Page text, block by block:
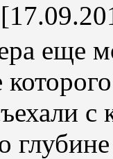
еще
с